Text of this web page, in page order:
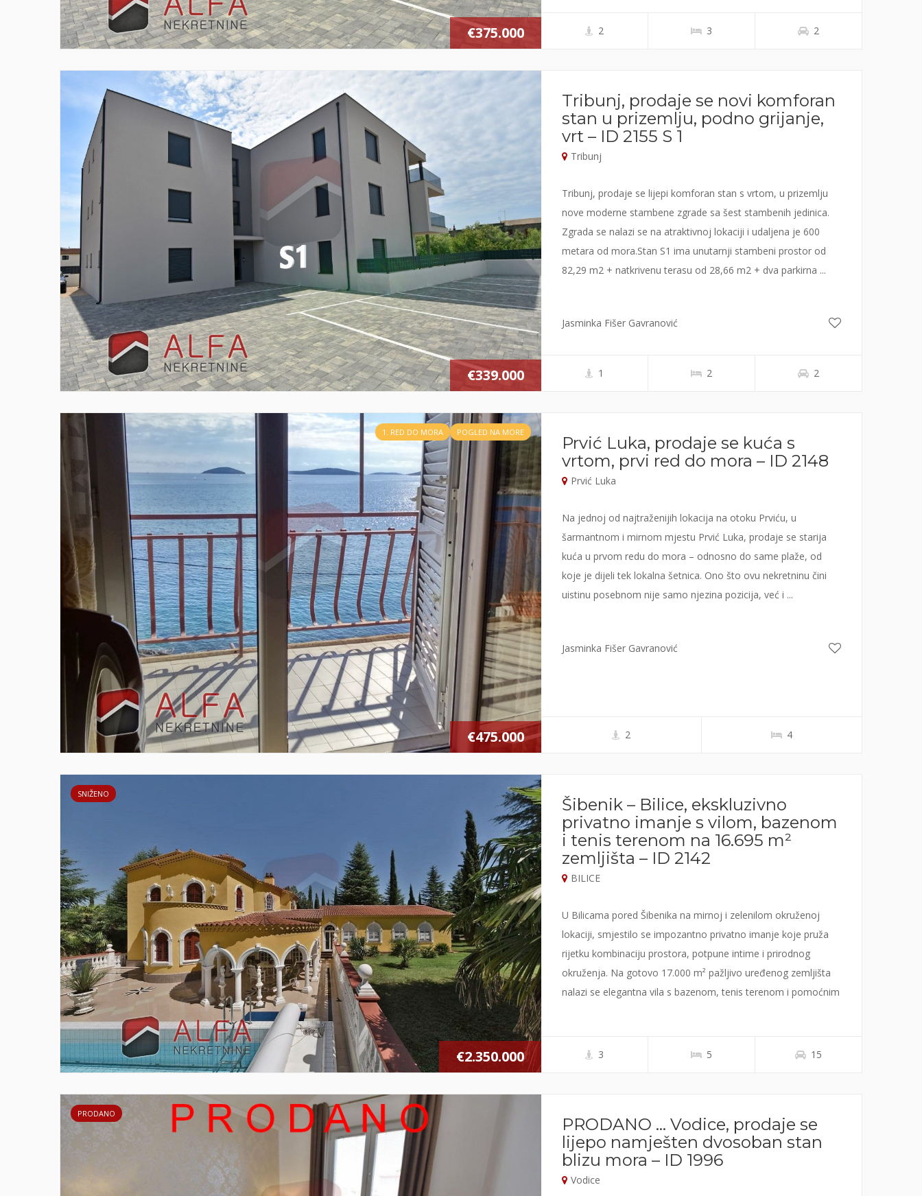
€375.000 2 3 2
€339.000
Tribunj, prodaje se novi komforan
stan u prizemlju, podno grijanje,
vrt – ID 2155 S 1
Tribunj
Tribunj, prodaje se lijepi komforan stan s vrtom, u prizemlju
nove moderne stambene zgrade sa šest stambenih jedinica.
Zgrada se nalazi se na atraktivnoj lokaciji i udaljena je 600
metara od mora.Stan S1 ima unutarnji stambeni prostor od
82,29 m2 + natkrivenu terasu od 28,66 m2 + dva parkirna ...
Jasminka Fišer Gavranović
1 2 2
1. RED DO MORA POGLED NA MORE
€475.000
Prvić Luka, prodaje se kuća s
vrtom, prvi red do mora – ID 2148
Prvić Luka
Na jednoj od najtraženijih lokacija na otoku Prviću, u
šarmantnom i mirnom mjestu Prvić Luka, prodaje se starija
kuća u prvom redu do mora – odnosno do same plaže, od
koje je dijeli tek lokalna šetnica. Ono što ovu nekretninu čini
uistinu posebnom nije samo njezina pozicija, već i ...
Jasminka Fišer Gavranović
2 4
SNIŽENO
€2.350.000
Šibenik – Bilice, ekskluzivno
privatno imanje s vilom, bazenom
i tenis terenom na 16.695 m²
zemljišta – ID 2142
BILICE
U Bilicama pored Šibenika na mirnoj i zelenilom okruženoj
lokaciji, smjestilo se impozantno privatno imanje koje pruža
rijetku kombinaciju prostora, potpune intime i prirodnog
okruženja. Na gotovo 17.000 m² pažljivo uređenog zemljišta
nalazi se elegantna vila s bazenom, tenis terenom i pomoćnim
3 5 15
PRODANO
PRODANO … Vodice, prodaje se
lijepo namješten dvosoban stan
blizu mora – ID 1996
Vodice